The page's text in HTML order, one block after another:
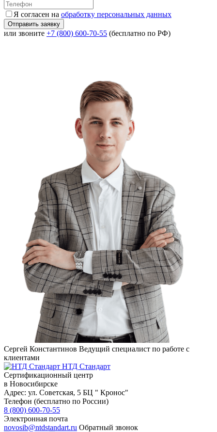
Я согласен на обработку персональных данных
или звоните +7 (800) 600-70-55 (бесплатно по РФ)
Сергей Константинов Ведущий специалист по работе с
клиентами
НТД Стандарт
Сертификационный центр
в Новосибирске
Адрес: ул. Советская, 5 БЦ " Кронос"
Телефон (бесплатно по России)
8 (800) 600-70-55
Электронная почта
novosib@ntdstandart.ru Обратный звонок